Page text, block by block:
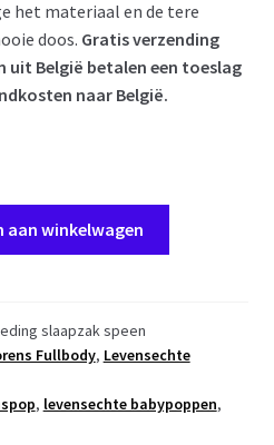
het materiaal en de tere
doos. Gratis verzending
uit België betalen een toeslag
naar België.
aan winkelwagen
slaapzak speen
Fullbody, Levensechte
, levensechte babypoppen,